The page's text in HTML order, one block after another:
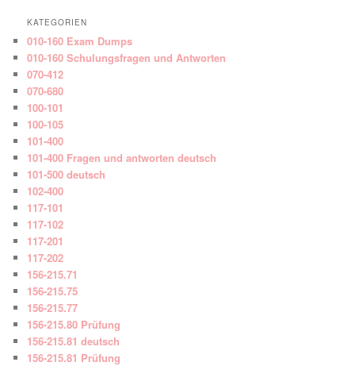
KATEGORIEN
010-160 Exam Dumps
010-160 Schulungsfragen und Antworten
070-412
070-680
100-101
100-105
101-400
101-400 Fragen und antworten deutsch
101-500 deutsch
102-400
117-101
117-102
117-201
117-202
156-215.71
156-215.75
156-215.77
156-215.80 Prüfung
156-215.81 deutsch
156-215.81 Prüfung